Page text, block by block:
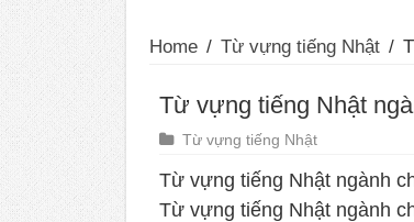
Home / Từ vựng tiếng Nhật /
Từ vựng tiếng Nhật
Từ vựng tiếng Nhật
Từ vựng tiếng Nhật ngành
Từ vựng tiếng Nhật ngành